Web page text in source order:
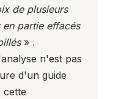
de plusieurs
partie effacés
» .
n'est pas
d'un guide
cette